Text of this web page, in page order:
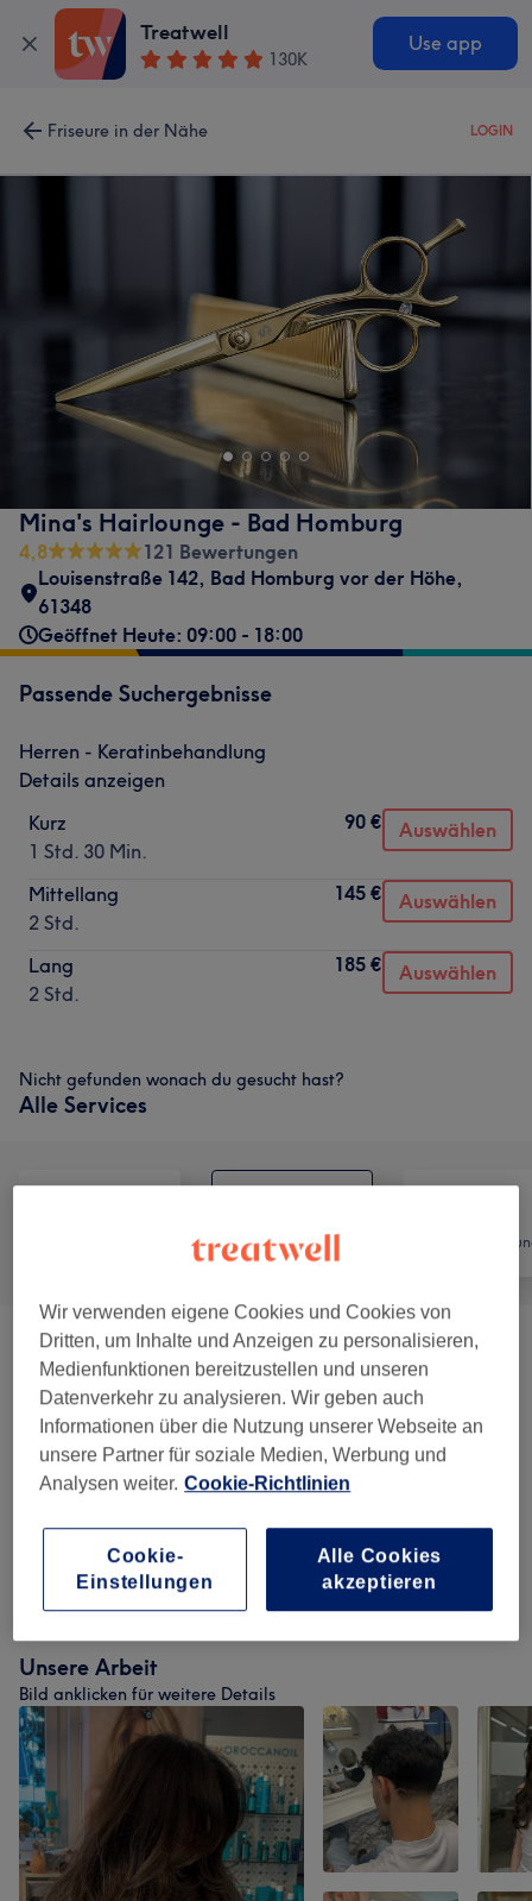
Treatwell
130K
Use app
Friseure in der Nähe LOGIN
Mina's Hairlounge - Bad Homburg
4,8
121 Bewertungen
Louisenstraße 142, Bad Homburg vor der Höhe,
61348
Geöffnet Heute: 09:00 - 18:00
Passende Suchergebnisse
Herren - Keratinbehandlung
Details anzeigen
Kurz
1 Std. 30 Min.
90 € Auswählen
Mittellang
2 Std.
145 € Auswählen
Lang
2 Std.
185 € Auswählen
Nicht gefunden wonach du gesucht hast?
Alle Services
Friseur
Damen - Haarschnitte & Stylings (11 ) ab 35 €
Herren - Haarschnitte & Stylings ( 8) ab 17 €
Damen - Farbe & Coloration (12)
Herren - Farbe & Grauhaarkaschierung (1) 73 €
Haarverlängerung (1) ab 350 €
Unsere Arbeit
Bild anklicken für weitere Details
Wir verwenden eigene Cookies und Cookies von
Dritten, um Inhalte und Anzeigen zu personalisieren,
Medienfunktionen bereitzustellen und unseren
Datenverkehr zu analysieren. Wir geben auch
Informationen über die Nutzung unserer Webseite an
unsere Partner für soziale Medien, Werbung und
Analysen weiter. Cookie-Richtlinien
Cookie-
Einstellungen
Alle Cookies
akzeptieren